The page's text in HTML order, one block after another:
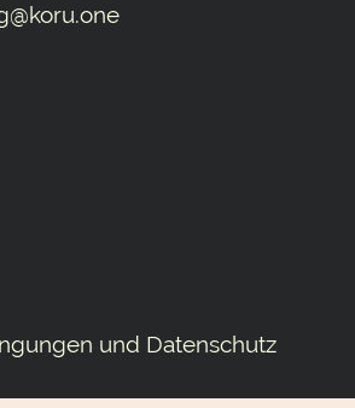
und Datenschutz